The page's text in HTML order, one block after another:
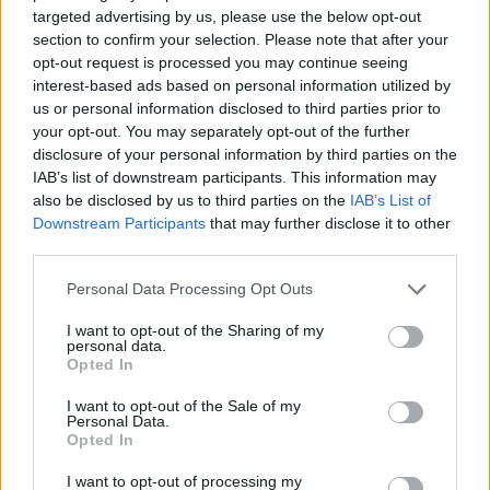
targeted advertising by us, please use the below opt-out
section to confirm your selection. Please note that after your
opt-out request is processed you may continue seeing
interest-based ads based on personal information utilized by
us or personal information disclosed to third parties prior to
your opt-out. You may separately opt-out of the further
disclosure of your personal information by third parties on the
IAB’s list of downstream participants. This information may
also be disclosed by us to third parties on the IAB’s List of
Downstream Participants that may further disclose it to other
Please note that this website/app uses one or more Google
not limited to your visit or usage behaviour. You may click to
grant or deny consent to Google and its third-party tags to
use your data for below specified purposes in below Google
consent section.
Personal Data Processing Opt Outs
I want to opt-out of the Sharing of my
personal data.
Opted In
I want to opt-out of the Sale of my
Personal Data.
Opted In
I want to opt-out of processing my
εξομολόγηση στον Γιώργο Λιάγκα
3Συντετριμμένος ο Λιονέλ Μέσι στην κηδεία
του πατέρα του – Στο πλευρό του η
Αντονέλα
4Βελτιωμένη η εικόνα της φωτιάς στον
Κουβαρά: Παραδόθηκαν στις φλόγες
κτηνοτροφικές μονάδες – Εκκενώθηκε ο
Άγιος Στυλιανός
5Η Μαρία Καρυστιανού απαντά για τις
μαζικές αποχωρήσεις: Είχαμε αντιληφθεί
το παρακίνημα, ο Θανάσης Αυγερινός μας
Πιο σχολιασμένα
Μετέτρεψαν το Σαρακήνικο της Μήλου
σε ελικοδρόμιο – «Πάρκαραν» το
ελικόπτερο τους για να κάνουν μπάνιο